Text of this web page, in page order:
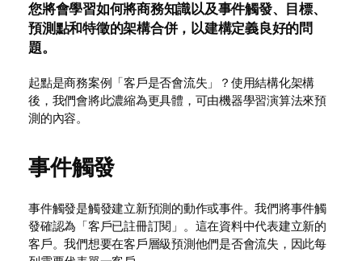
您將會學習如何將商務知識以及事件觸發、目標、
預測點和特徵的架構合併，以建構定義良好的問
題。
起點是商務案例「客戶是否會流失」？使用結構化架構
後，我們會將此濃縮為更具體，可由機器學習演算法來預
測的內容。
事件觸發
事件觸發是觸發建立新預測的動作或事件。我們將事件觸
發確認為「客戶已註冊訂閱」。這在資料中代表建立新的
客戶。我們想要在客戶層級預測他們是否會流失，因此每